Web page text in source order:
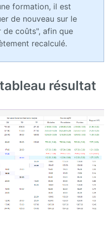
formation, il est
de nouveau sur le
de coûts", afin que
recalculé.
résultat